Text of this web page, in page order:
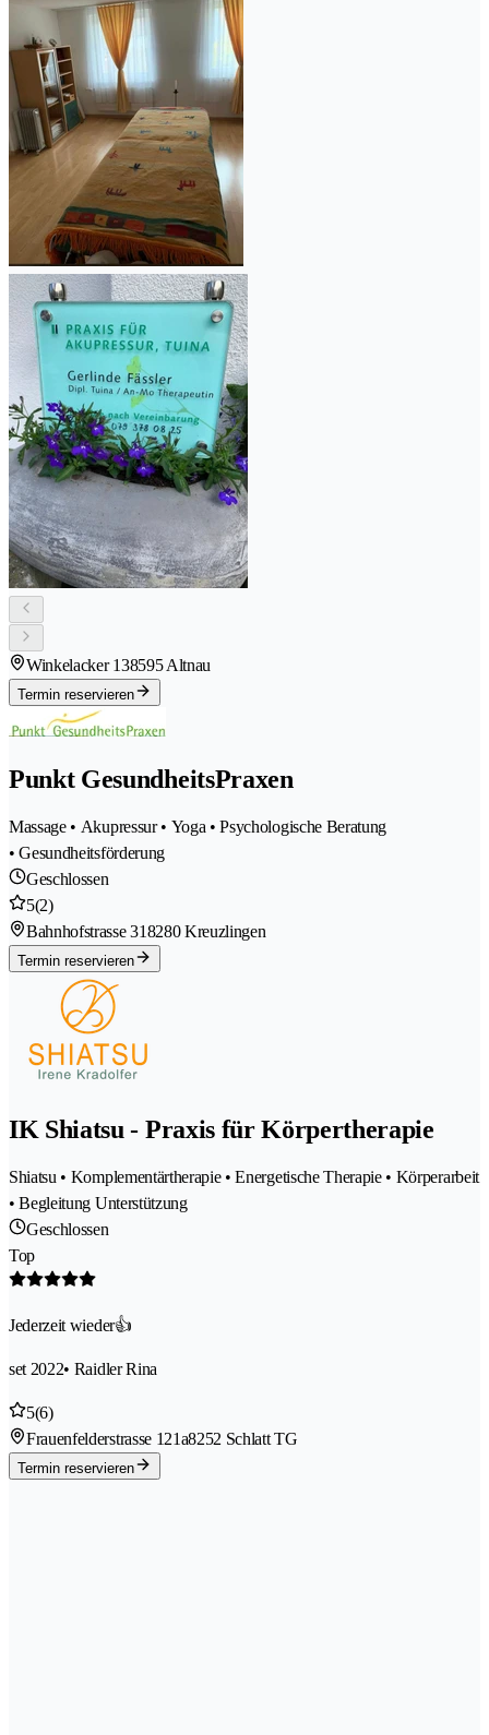
Winkelacker 138595 Altnau
Termin reservieren
Punkt GesundheitsPraxen
Massage • Akupressur • Yoga • Psychologische Beratung
• Gesundheitsförderung
Geschlossen
5(2)
Bahnhofstrasse 318280 Kreuzlingen
Termin reservieren
IK Shiatsu - Praxis für Körpertherapie
Shiatsu • Komplementärtherapie • Energetische Therapie • Körperarbeit
• Begleitung Unterstützung
Geschlossen
Top
Jederzeit wieder👍
set 2022• Raidler Rina
5(6)
Frauenfelderstrasse 121a8252 Schlatt TG
Termin reservieren